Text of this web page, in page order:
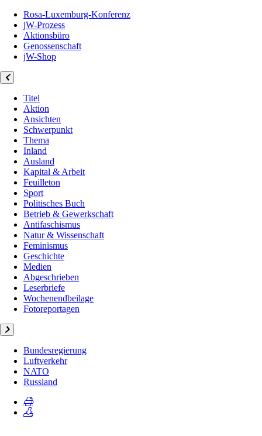
Rosa-Luxemburg-Konferenz
jW-Prozess
Aktionsbüro
Genossenschaft
jW-Shop
Titel
Aktion
Ansichten
Schwerpunkt
Thema
Inland
Ausland
Kapital & Arbeit
Feuilleton
Sport
Politisches Buch
Betrieb & Gewerkschaft
Antifaschismus
Natur & Wissenschaft
Feminismus
Geschichte
Medien
Abgeschrieben
Leserbriefe
Wochenendbeilage
Fotoreportagen
Bundesregierung
Luftverkehr
NATO
Russland